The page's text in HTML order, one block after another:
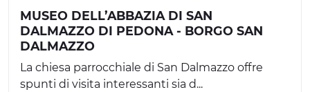
MUSEO DELL’ABBAZIA DI SAN
DALMAZZO DI PEDONA - BORGO SAN
DALMAZZO
La chiesa parrocchiale di San Dalmazzo offre
spunti di visita interessanti sia d...